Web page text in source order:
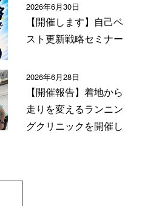
2026年6月30日
【開催します】自己ベ
スト更新戦略セミナー
2026年6月28日
【開催報告】着地から
走りを変えるランニン
グクリニックを開催し